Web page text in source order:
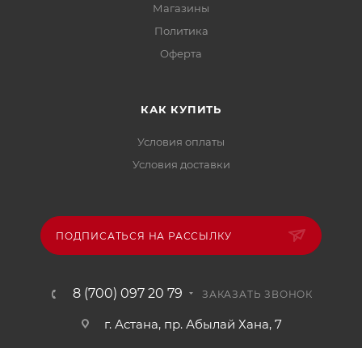
Магазины
Политика
Офертa
КАК КУПИТЬ
Условия оплаты
Условия доставки
ПОДПИСАТЬСЯ НА РАССЫЛКУ
8 (700) 097 20 79 ЗАКАЗАТЬ ЗВОНОК
г. Астана, пр. Абылай Хана, 7